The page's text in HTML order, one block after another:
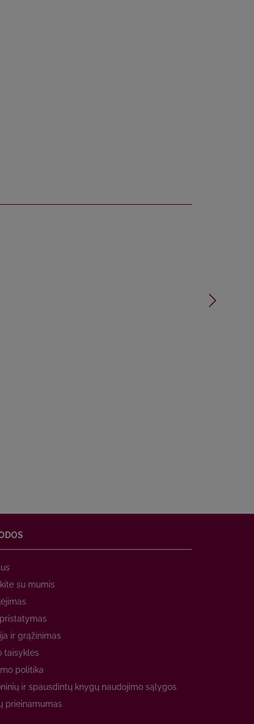
su mumis
ir grąžinimas
taisyklės
politika
ir spausdintų knygų naudojimo sąlygos
prieinamumas